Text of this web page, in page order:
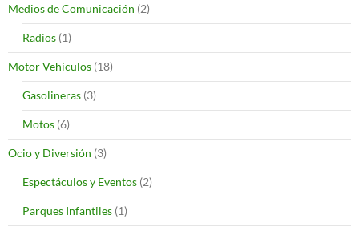
Medios de Comunicación (2)
Radios (1)
Motor Vehículos (18)
Gasolineras (3)
Motos (6)
Ocio y Diversión (3)
Espectáculos y Eventos (2)
Parques Infantiles (1)